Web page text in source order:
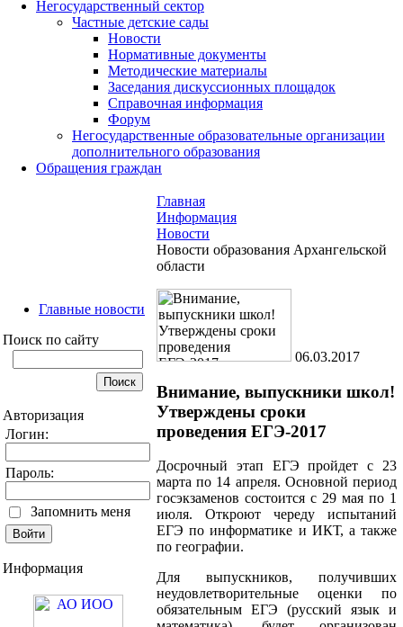
Негосударственный сектор
Частные детские сады
Новости
Нормативные документы
Методические материалы
Заседания дискуссионных площадок
Справочная информация
Форум
Негосударственные образовательные организации
дополнительного образования
Обращения граждан
Главные новости
Поиск по сайту
Авторизация
Логин:
Пароль:
Запомнить меня
Информация
Главная
Информация
Новости
Новости образования Архангельской
области
06.03.2017
Внимание, выпускники школ!
Утверждены сроки
проведения ЕГЭ-2017
Досрочный этап ЕГЭ пройдет с 23
марта по 14 апреля. Основной период
госэкзаменов состоится с 29 мая по 1
июля. Откроют череду испытаний
ЕГЭ по информатике и ИКТ, а также
по географии.
Для выпускников, получивших
неудовлетворительные оценки по
обязательным ЕГЭ (русский язык и